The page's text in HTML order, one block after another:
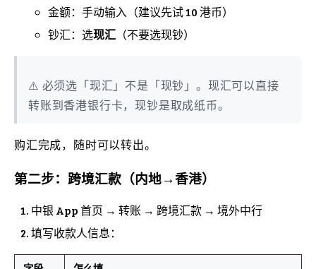
金额：手动输入（建议先试 10 港币）
钞汇：选现汇 （不要选现钞）
⚠️ 必须选「现汇」不是「现钞」。现汇可以直接
转账到香港银行卡，现钞是取成纸币。
购汇完成，随时可以转出。
第二步：跨境汇款（内地→香港）
中银 App 首页 → 转账 → 跨境汇款 → 境外中行
填写收款人信息：